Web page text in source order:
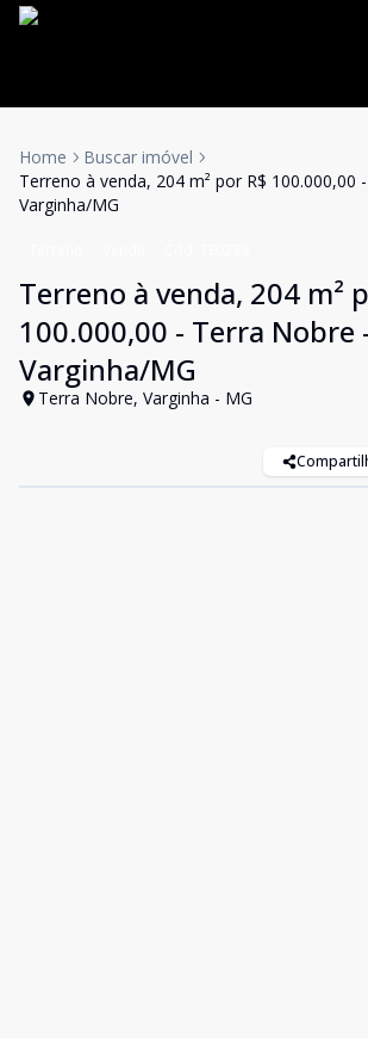
Home
Buscar imóvel
Terreno à venda, 204 m² por R$ 100.000,00
Varginha/MG
Terreno à venda, 204 m²
100.000,00 - Terra Nobre
Varginha/MG
Terra Nobre, Varginha - MG